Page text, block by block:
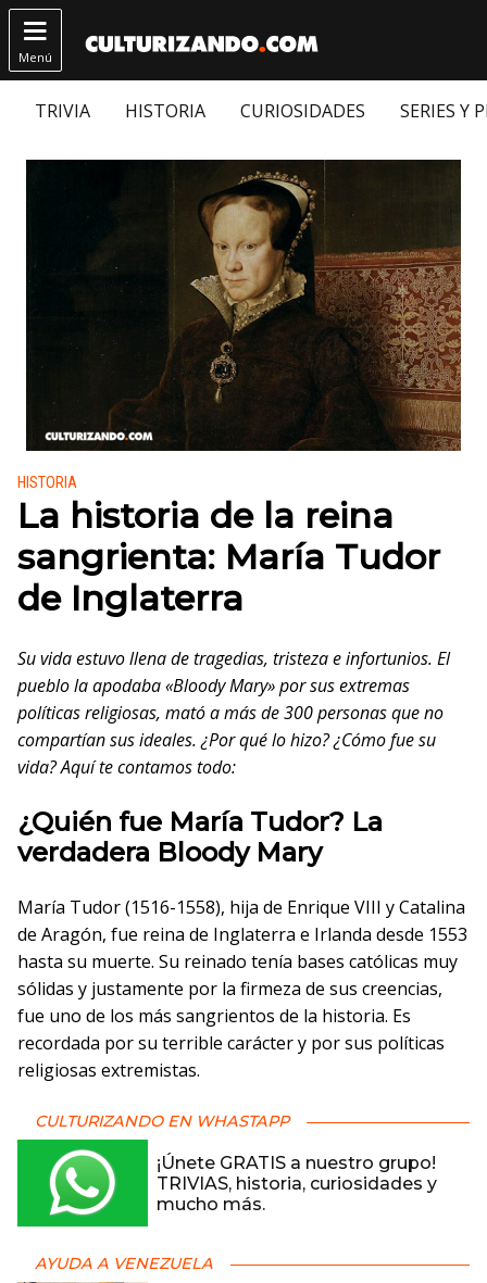

Menú
TRIVIA HISTORIA CURIOSIDADES SERIES Y
Publicado en:
HISTORIA
La historia de la reina
sangrienta: María Tudor
de Inglaterra
Su vida estuvo llena de tragedias, tristeza e infortunios. El
pueblo la apodaba «Bloody Mary» por sus extremas
políticas religiosas, mató a más de 300 personas que no
compartían sus ideales. ¿Por qué lo hizo? ¿Cómo fue su
vida? Aquí te contamos todo:
¿Quién fue María Tudor? La
verdadera Bloody Mary
María Tudor (1516-1558), hija de Enrique VIII y Catalina
de Aragón, fue reina de Inglaterra e Irlanda desde 1553
hasta su muerte. Su reinado tenía bases católicas muy
sólidas y justamente por la firmeza de sus creencias,
fue uno de los más sangrientos de la historia. Es
recordada por su terrible carácter y por sus políticas
religiosas extremistas.
CULTURIZANDO EN WHASTAPP
¡Únete GRATIS a nuestro grupo!
TRIVIAS, historia, curiosidades y
mucho más.
AYUDA A VENEZUELA